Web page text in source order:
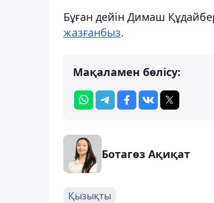
Бұған дейін Димаш
жазғанбыз.
Мақаламен бөлісу:
Ботагөз Ақиқат
Қызықты